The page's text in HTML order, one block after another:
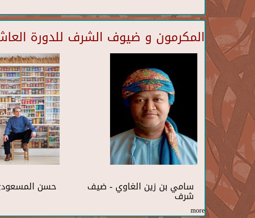
المكرمون و ضيوف الشرف للدورة
حسن سامي بن زين الغاوي - ضيف
شرف
more